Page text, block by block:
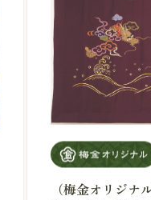
（梅金オリジナ